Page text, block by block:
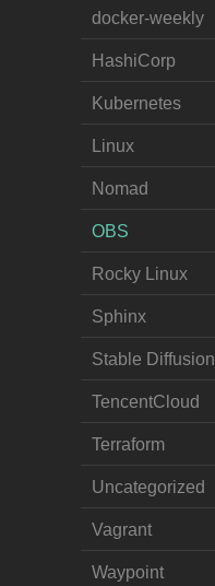
docker-weekly
HashiCorp
Kubernetes
Linux
Nomad
OBS
Rocky Linux
Sphinx
Stable Diffusion
TencentCloud
Terraform
Uncategorized
Vagrant
Waypoint